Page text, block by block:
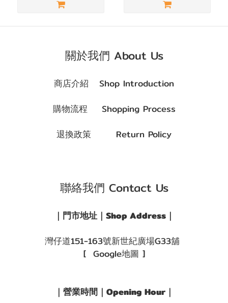
13.8mm
(1)
關於我們 About Us
商店介紹 Shop Introduction
購物流程 Shopping Process
退換政策 Return Policy
聯絡我們 Contact Us
｜門市地址｜Shop Address｜
灣仔道151-163號新世紀廣場G33舖
[ Google地圖 ]
｜營業時間｜Opening Hour｜